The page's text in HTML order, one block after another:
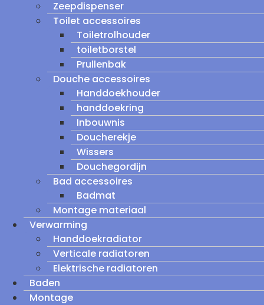
Zeepdispenser
Toilet accessoires
Toiletrolhouder
toiletborstel
Prullenbak
Douche accessoires
Handdoekhouder
handdoekring
Inbouwnis
Doucherekje
Wissers
Douchegordijn
Bad accessoires
Badmat
Montage materiaal
Verwarming
Handdoekradiator
Verticale radiatoren
Elektrische radiatoren
Baden
Montage